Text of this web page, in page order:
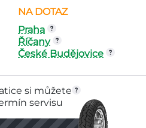
NA DOTAZ
Praha
Říčany
České Budějovice
si můžete
servisu